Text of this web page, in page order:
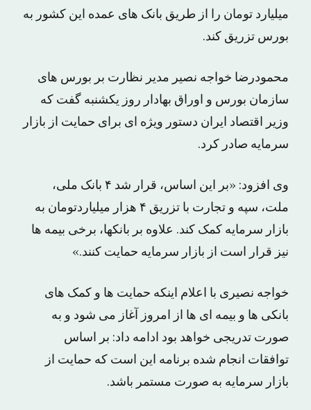
میلیارد تومان را از طریق بانک های عمده این کشور به
بورس تزریق کند.
محمودرضا خواجه نصیر مدیر نظارت بر بورس های
سازمان بورس و اوراق بهادار روز یکشنبه گفت که
وزیر اقتصاد ایران دستور ویژه ای برای حمایت از بازار
سرمایه صادر کرد.
وی افزود: «بر این اساس، قرار شد ۴ بانک ملی،
ملت، سپه و تجارت با تزریق ۴ هزار میلیاردتومان به
بازار سرمایه کمک کند. علاوه بر بانکها، برخی بیمه ها
نیز قرار است از بازار سرمایه حمایت کنند.»
خواجه نصیری با اعلام اینکه حمایت ها و کمک های
بانکی ها و بیمه ای ها از امروز آغاز می شود و به
صورت تدریجی خواهد بود ادامه داد: بر اساس
توافقات انجام شده برنامه این است که حمایت از
بازار سرمایه به صورت مستمر باشد.